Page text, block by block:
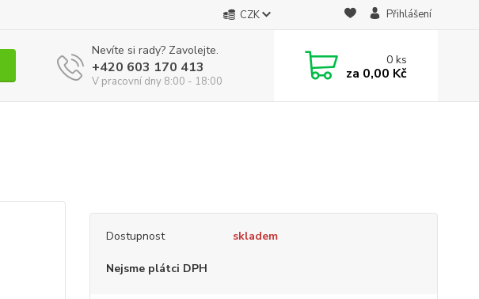
CZK Přihlášení
Nevíte si rady? Zavolejte.
+420 603 170 413
V pracovní dny 8:00 - 18:00
0ks
za 0,00 Kč
Dostupnost skladem
Nejsme plátci DPH